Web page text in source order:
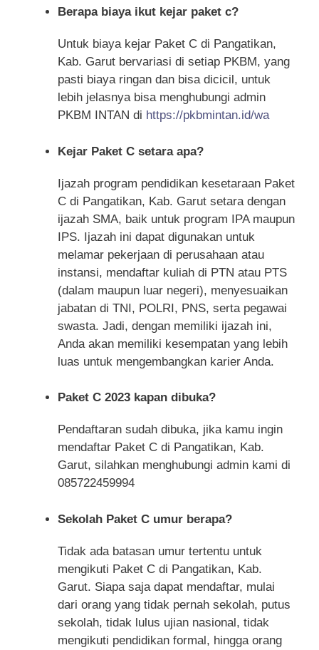
Berapa biaya ikut kejar paket c?
Untuk biaya kejar Paket C di Pangatikan,
Kab. Garut bervariasi di setiap PKBM, yang
pasti biaya ringan dan bisa dicicil, untuk
lebih jelasnya bisa menghubungi admin
PKBM INTAN di https://pkbmintan.id/wa
Kejar Paket C setara apa?
Ijazah program pendidikan kesetaraan Paket
C di Pangatikan, Kab. Garut setara dengan
ijazah SMA, baik untuk program IPA maupun
IPS. Ijazah ini dapat digunakan untuk
melamar pekerjaan di perusahaan atau
instansi, mendaftar kuliah di PTN atau PTS
(dalam maupun luar negeri), menyesuaikan
jabatan di TNI, POLRI, PNS, serta pegawai
swasta. Jadi, dengan memiliki ijazah ini,
Anda akan memiliki kesempatan yang lebih
luas untuk mengembangkan karier Anda.
Paket C 2023 kapan dibuka?
Pendaftaran sudah dibuka, jika kamu ingin
mendaftar Paket C di Pangatikan, Kab.
Garut, silahkan menghubungi admin kami di
085722459994
Sekolah Paket C umur berapa?
Tidak ada batasan umur tertentu untuk
mengikuti Paket C di Pangatikan, Kab.
Garut. Siapa saja dapat mendaftar, mulai
dari orang yang tidak pernah sekolah, putus
sekolah, tidak lulus ujian nasional, tidak
mengikuti pendidikan formal, hingga orang